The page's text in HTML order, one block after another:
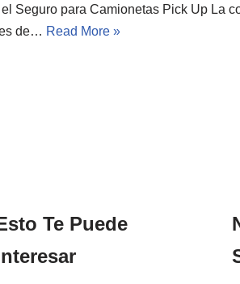
Seguro para Camionetas Pick Up La
de… Read More »
Te Puede